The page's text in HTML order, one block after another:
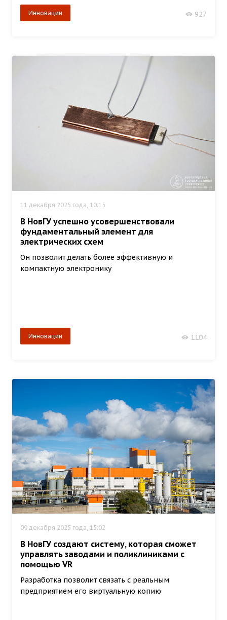
Инновации 927
11 декабря 2025 года, 10:15
В НовГУ успешно усовершенствовали
фундаментальный элемент для
электрических схем
Он позволит делать более эффективную и
компактную электронику
Инновации 1104
09 декабря 2025 года, 15:02
В НовГУ создают систему, которая сможет
управлять заводами и поликлиниками с
помощью VR
Разработка позволит связать с реальным
предприятием его виртуальную копию